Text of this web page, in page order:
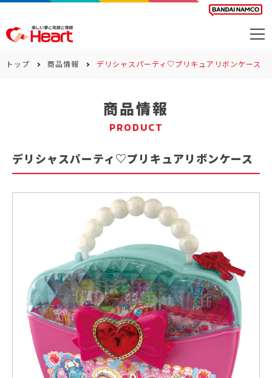
サステナビリティ
トップ 商品情報 デリシャスパーティ♡プリキュアリボンケース
商品情報
PRODUCT
デリシャスパーティ♡プリキュアリボンケース